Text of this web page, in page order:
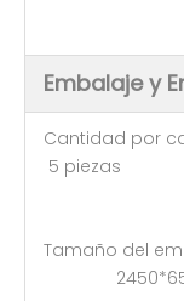
Embalaje y
5 piezas
Tamaño